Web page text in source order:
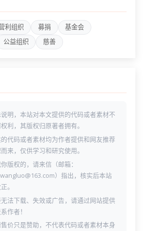
利组织 募捐
基金会
公益组织 慈善
明，本站对本文提供的代码或者素材不
利，其版权归原著者拥有。
代码或者素材均为作者提供和网友推荐
来，仅供学习和研究使用。
版权的，请来信（邮箱：
）指出，核实后本站
。
法下载、失效或广告，请通过网站提供
作者！
价只是赞助，不代表代码或者素材本身